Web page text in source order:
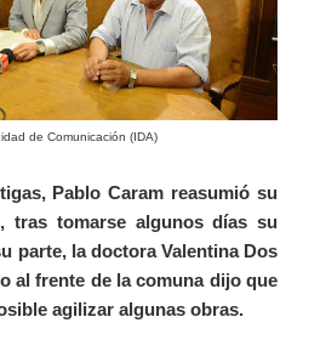
de Comunicación (IDA)
Pablo Caram reasumió su
tras tomarse algunos días su
parte, la doctora Valentina Dos
al frente de la comuna dijo que
agilizar algunas obras.